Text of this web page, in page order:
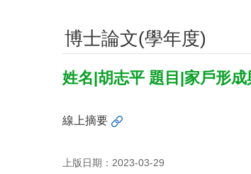
博士論文(學年度)
姓名|胡志平 題目|家戶形
線上摘要
上版日期：2023-03-29